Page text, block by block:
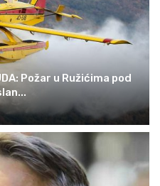
Požar u Ružićima pod